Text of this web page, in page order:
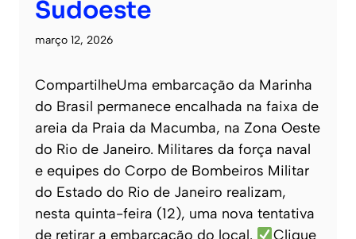
Sudoeste
março 12, 2026
CompartilheUma embarcação da Marinha
do Brasil permanece encalhada na faixa de
areia da Praia da Macumba, na Zona Oeste
do Rio de Janeiro. Militares da força naval
e equipes do Corpo de Bombeiros Militar
do Estado do Rio de Janeiro realizam,
nesta quinta-feira (12), uma nova tentativa
de retirar a embarcação do local.
Clique